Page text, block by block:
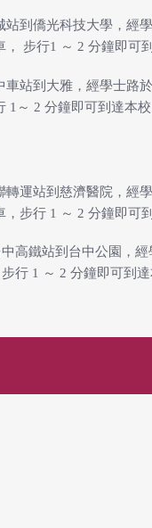
站到僑光科技大學，經
， 步行1 ～ 2 分鐘即可
車站到大雅，經學士路
1～ 2 分鐘即可到達本校
轉運站到慈濟醫院，經
，步行 1 ～ 2 分鐘即可
中高鐵站到台中公園，
行 1 ～ 2 分鐘即可到達